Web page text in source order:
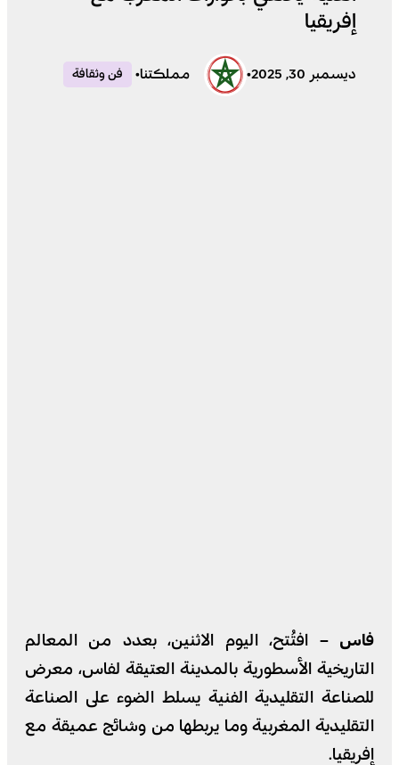
إفريقيا
ديسمبر 30, 2025 • مملكتنا• فن وثقافة
فاس – افتُتح، اليوم الاثنين، بعدد من المعالم
التاريخية الأسطورية بالمدينة العتيقة لفاس، معرض
للصناعة التقليدية الفنية يسلط الضوء على الصناعة
التقليدية المغربية وما يربطها من وشائج عميقة مع
إفريقيا.